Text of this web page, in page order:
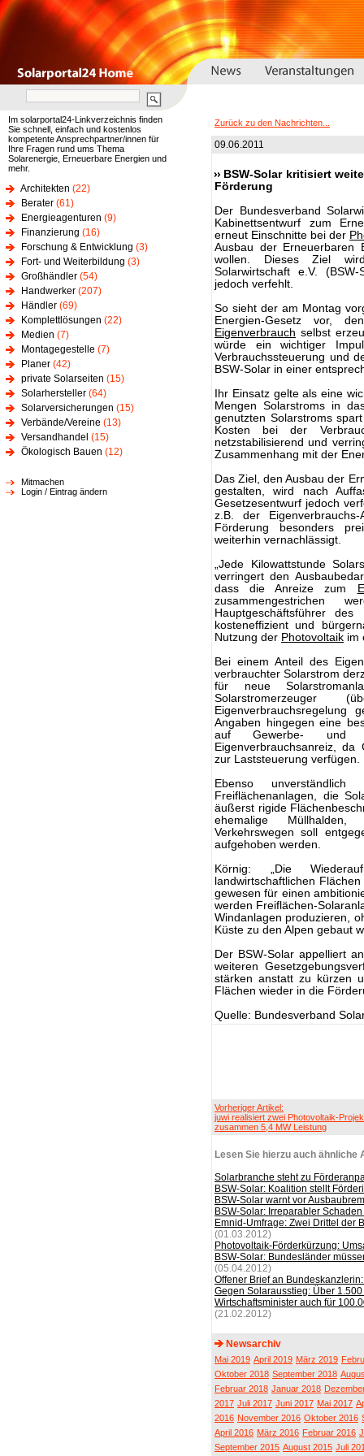
Im solarportal24-Linkverzeichnis finden
Sie schnell, einfach und kostenlos
kompetente Ansprechpartner/innen für
Ihre Fragen rund ums Thema
Solarenergie, Erneuerbare Energien und
mehr.
Architekten (22)
Berater (61)
Energieagenturen (9)
Finanzierung (16)
Forschung & Entwicklung (3)
Fort- und Weiterbildung (3)
Großhändler (54)
Handwerker (207)
Händler (69)
Komplettlösungen (22)
Medien (7)
Montagegestelle (7)
Planer (42)
private Solarseiten (15)
Solarhersteller (64)
Solarversicherungen (15)
Verbände/Vereine (13)
Versandhandel (15)
Ökologisch Bauen (12)
Mitmachen
Login / Eintrag ändern
Zurück zu den Nachrichten...
09.06.2011
BSW-Solar kritisiert
Förderung
Der Bundesverband
Kabinettsentwurf zum
erneut Einschnitte bei der
Ausbau der Erneuerbaren
wollen. Dieses Ziel
Solarwirtschaft e.V.
jedoch verfehlt.
So sieht der am Montag
Energien-Gesetz vor,
Eigenverbrauch selbst
würde ein wichtiger
Verbrauchssteuerung und
BSW-Solar in einer
Ihr Einsatz gelte als eine
Mengen Solarstroms in
genutzten Solarstroms
Kosten bei der
netzstabilisierend und
Zusammenhang mit der
Das Ziel, den Ausbau der
gestalten, wird nach
Gesetzesentwurf jedoch
z.B. der
Förderung besonders
weiterhin vernachlässigt.
„Jede Kilowattstunde
verringert den
dass die Anreize zum
zusammengestrichen
Hauptgeschäftsführer
kosteneffizient und
Nutzung der Photovoltaik im
Bei einem Anteil des
verbrauchter Solarstrom
für neue
Eigenverbrauchsregelung
Angaben hingegen eine
auf Gewerbe- und
Eigenverbrauchsanreiz,
zur Laststeuerung verfügen.
Ebenso
Freiflächenanlagen, die
äußerst rigide
ehemalige
Verkehrswegen soll
aufgehoben werden.
Körnig: „Die
landwirtschaftlichen
gewesen für einen
werden Freiflächen-
Windanlagen produzieren,
Küste zu den Alpen gebaut
Der BSW-Solar appelliert
weiteren
stärken anstatt zu kürzen
Flächen wieder in die
Quelle: Bundesverband
Vorheriger Artikel:
juwi realisiert zwei Photovoltaik-
zusammen 5,4 MW Leistung
Lesen Sie hierzu auch ähnliche
Solarbranche steht zu
BSW-Solar: Koalition stellt
BSW-Solar warnt vor
BSW-Solar: Irreparabler
Emnid-Umfrage: Zwei Drittel der
(01.03.2012)
Photovoltaik-Förderkürzung:
BSW-Solar: Bundesländer
(05.04.2012)
Offener Brief an
Gegen Solarausstieg: Über
Wirtschaftsminister auch für
(21.02.2012)
Newsarchiv
Mai 2019 April 2019 März 2019
Oktober 2018 September 2018
Februar 2018 Januar 2018
2017 Juli 2017 Juni 2017 Mai 2017
2016 November 2016 Oktober 2016
April 2016 März 2016 Februar 2016
September 2015 August 2015 Juli